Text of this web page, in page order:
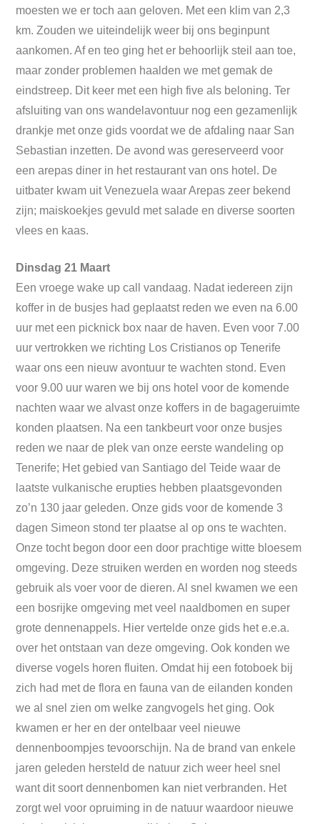
moesten we er toch aan geloven. Met een klim van 2,3
km. Zouden we uiteindelijk weer bij ons beginpunt
aankomen. Af en teo ging het er behoorlijk steil aan toe,
maar zonder problemen haalden we met gemak de
eindstreep. Dit keer met een high five als beloning. Ter
afsluiting van ons wandelavontuur nog een gezamenlijk
drankje met onze gids voordat we de afdaling naar San
Sebastian inzetten. De avond was gereserveerd voor
een arepas diner in het restaurant van ons hotel. De
uitbater kwam uit Venezuela waar Arepas zeer bekend
zijn; maiskoekjes gevuld met salade en diverse soorten
vlees en kaas.
Dinsdag 21 Maart
Een vroege wake up call vandaag. Nadat iedereen zijn
koffer in de busjes had geplaatst reden we even na 6.00
uur met een picknick box naar de haven. Even voor 7.00
uur vertrokken we richting Los Cristianos op Tenerife
waar ons een nieuw avontuur te wachten stond. Even
voor 9.00 uur waren we bij ons hotel voor de komende
nachten waar we alvast onze koffers in de bagageruimte
konden plaatsen. Na een tankbeurt voor onze busjes
reden we naar de plek van onze eerste wandeling op
Tenerife; Het gebied van Santiago del Teide waar de
laatste vulkanische erupties hebben plaatsgevonden
zo’n 130 jaar geleden. Onze gids voor de komende 3
dagen Simeon stond ter plaatse al op ons te wachten.
Onze tocht begon door een door prachtige witte bloesem
omgeving. Deze struiken werden en worden nog steeds
gebruik als voer voor de dieren. Al snel kwamen we een
een bosrijke omgeving met veel naaldbomen en super
grote dennenappels. Hier vertelde onze gids het e.e.a.
over het ontstaan van deze omgeving. Ook konden we
diverse vogels horen fluiten. Omdat hij een fotoboek bij
zich had met de flora en fauna van de eilanden konden
we al snel zien om welke zangvogels het ging. Ook
kwamen er her en der ontelbaar veel nieuwe
dennenboompjes tevoorschijn. Na de brand van enkele
jaren geleden hersteld de natuur zich weer heel snel
want dit soort dennenbomen kan niet verbranden. Het
zorgt wel voor opruiming in de natuur waardoor nieuwe